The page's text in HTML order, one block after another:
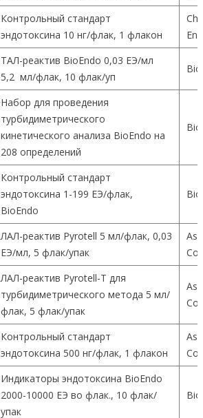
Контрольный стандарт
эндотоксина 10 нг/флак, 1 флакон
ТАЛ-реактив BioEndo 0,03 ЕЭ/мл
5,2 мл/флак, 10 флак/уп
Набор для проведения
турбидиметрического
кинетического анализа BioEndo на
208 определений
Контрольный стандарт
эндотоксина 1-199 ЕЭ/флак,
BioEndo
ЛАЛ-реактив Pyrotell 5 мл/флак, 0,03
ЕЭ/мл, 5 флак/упак
ЛАЛ-реактив Pyrotell-T для
турбидиметрического метода 5 мл/
флак, 5 флак/упак
Контрольный стандарт
эндотоксина 500 нг/флак, 1 флакон
Индикаторы эндотоксина BioEndo
2000-10000 ЕЭ во флак., 10 флак/
упак